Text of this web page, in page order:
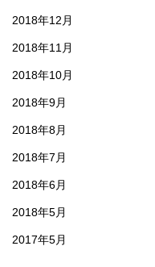
2018年12月
2018年11月
2018年10月
2018年9月
2018年8月
2018年7月
2018年6月
2018年5月
2017年5月